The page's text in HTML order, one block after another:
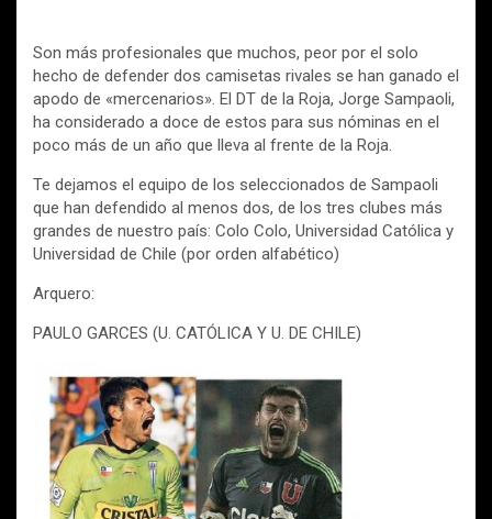
b
o
o
k
er
s
A
p
p
p
ar
tir
Son más profesionales que muchos, peor por el solo
hecho de defender dos camisetas rivales se han ganado el
apodo de «mercenarios». El DT de la Roja, Jorge Sampaoli,
ha considerado a doce de estos para sus nóminas en el
poco más de un año que lleva al frente de la Roja.
Te dejamos el equipo de los seleccionados de Sampaoli
que han defendido al menos dos, de los tres clubes más
grandes de nuestro país: Colo Colo, Universidad Católica y
Universidad de Chile (por orden alfabético)
Arquero:
PAULO GARCES (U. CATÓLICA Y U. DE CHILE)